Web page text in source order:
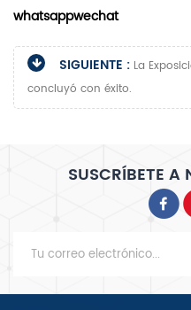
whatsappwechat
SIGUIENTE : La
concluyó con éxito.
SUSCRÍBETE A